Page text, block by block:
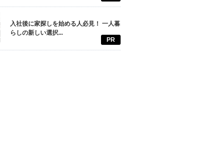
入社後に家探しを始める人必見！ 一人暮
らしの新しい選択...
PR